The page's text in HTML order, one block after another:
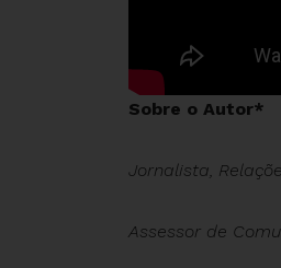
Sobre o Autor*
Jornalista,
Assessor de